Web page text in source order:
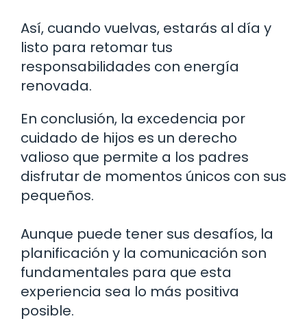
Así, cuando vuelvas, estarás al día y
listo para retomar tus
responsabilidades con energía
renovada.
En conclusión, la excedencia por
cuidado de hijos es un derecho
valioso que permite a los padres
disfrutar de momentos únicos con sus
pequeños.
Aunque puede tener sus desafíos, la
planificación y la comunicación son
fundamentales para que esta
experiencia sea lo más positiva
posible.